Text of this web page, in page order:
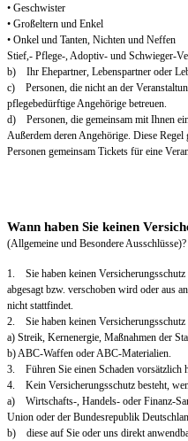
• Geschwister
• Großeltern und Enkel
• Onkel und Tanten, Nichten und Neffen
Stief,- Pflege-, Adoptiv- und Schwieger-
b) Ihr Ehepartner, Lebenspartner oder
c) Personen, die nicht an der
pflegebedürftige Angehörige betreuen.
d) Personen, die gemeinsam mit Ihnen
Außerdem deren Angehörige. Diese
Personen gemeinsam Tickets für eine
Wann haben Sie keinen
(Allgemeine und Besondere Ausschlüsse)?
1. Sie haben keinen
abgesagt bzw. verschoben wird oder aus
nicht stattfindet.
2. Sie haben keinen Versicherungsschutz
a) Streik, Kernenergie, Maßnahmen der
b) ABC-Waffen oder ABC-Materialien.
3. Führen Sie einen Schaden vorsätzlich
4. Kein Versicherungsschutz besteht,
a) Wirtschafts-, Handels- oder Finanz-
Union oder der Bundesrepublik
b) diese auf Sie oder uns direkt